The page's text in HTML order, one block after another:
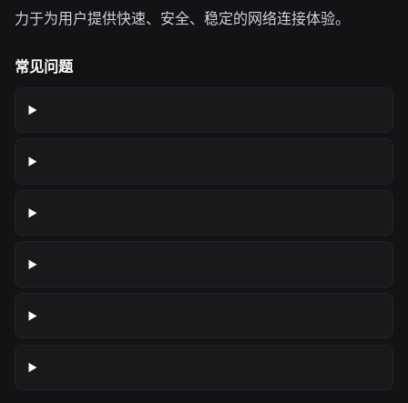
力于为用户提供快速、安全、稳定的网络连接体验。
常见问题